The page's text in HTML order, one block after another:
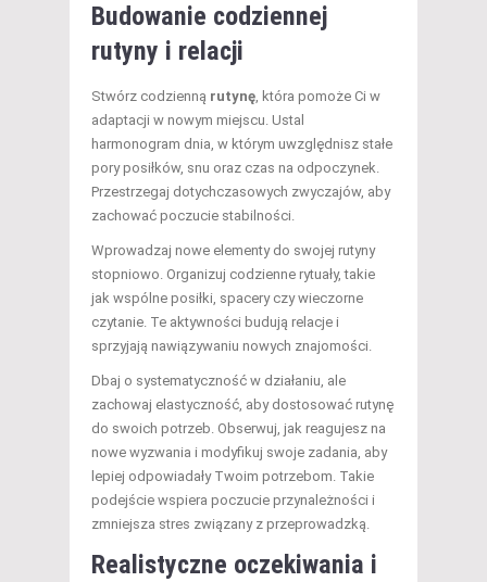
Budowanie codziennej
rutyny i relacji
Stwórz codzienną rutynę, która pomoże Ci w
adaptacji w nowym miejscu. Ustal
harmonogram dnia, w którym uwzględnisz stałe
pory posiłków, snu oraz czas na odpoczynek.
Przestrzegaj dotychczasowych zwyczajów, aby
zachować poczucie stabilności.
Wprowadzaj nowe elementy do swojej rutyny
stopniowo. Organizuj codzienne rytuały, takie
jak wspólne posiłki, spacery czy wieczorne
czytanie. Te aktywności budują relacje i
sprzyjają nawiązywaniu nowych znajomości.
Dbaj o systematyczność w działaniu, ale
zachowaj elastyczność, aby dostosować rutynę
do swoich potrzeb. Obserwuj, jak reagujesz na
nowe wyzwania i modyfikuj swoje zadania, aby
lepiej odpowiadały Twoim potrzebom. Takie
podejście wspiera poczucie przynależności i
zmniejsza stres związany z przeprowadzką.
Realistyczne oczekiwania i